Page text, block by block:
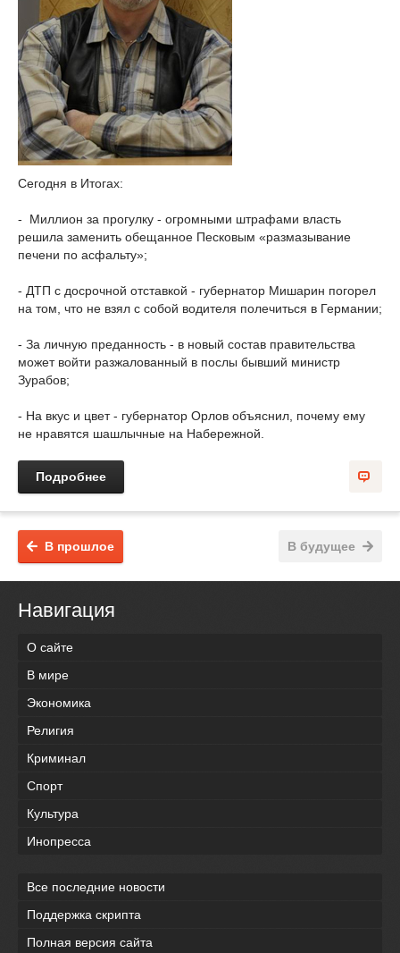
Сегодня в Итогах:
- Миллион за прогулку - огромными штрафами власть
решила заменить обещанное Песковым «размазывание
печени по асфальту»;
- ДТП с досрочной отставкой - губернатор Мишарин погорел
на том, что не взял с собой водителя полечиться в Германии;
- За личную преданность - в новый состав правительства
может войти разжалованный в послы бывший министр
Зурабов;
- На вкус и цвет - губернатор Орлов объяснил, почему ему
не нравятся шашлычные на Набережной.
Подробнее
В будущее
В прошлое
Навигация
О сайте
В мире
Экономика
Религия
Криминал
Спорт
Культура
Инопресса
Все последние новости
Поддержка скрипта
Полная версия сайта